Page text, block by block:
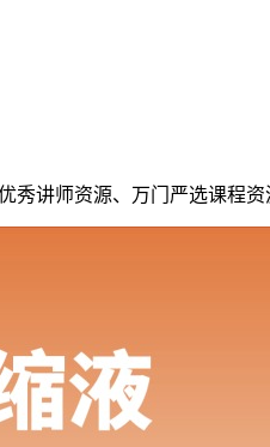
讲师资源、万门严选课程资